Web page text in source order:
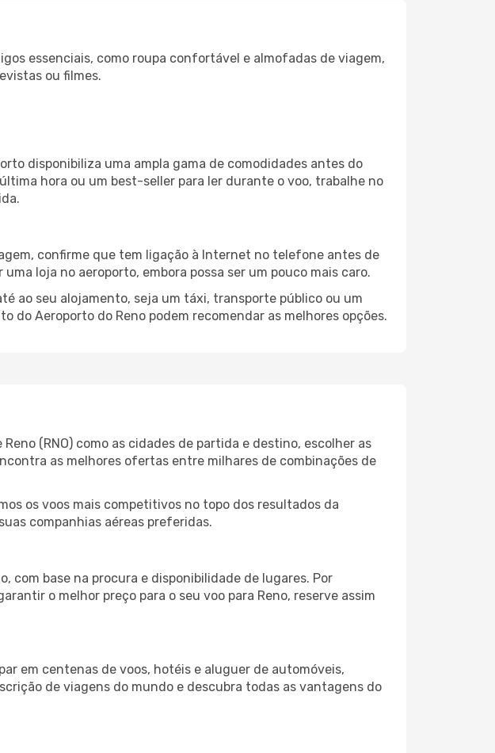
essenciais, como roupa confortável e almofadas de viagem,
ou filmes.
disponibiliza uma ampla gama de comodidades antes do
hora ou um best-seller para ler durante o voo, trabalhe no
confirme que tem ligação à Internet no telefone antes de
loja no aeroporto, embora possa ser um pouco mais caro.
ao seu alojamento, seja um táxi, transporte público ou um
Aeroporto do Reno podem recomendar as melhores opções.
(RNO) como as cidades de partida e destino, escolher as
as melhores ofertas entre milhares de combinações de
os voos mais competitivos no topo dos resultados da
companhias aéreas preferidas.
com base na procura e disponibilidade de lugares. Por
o melhor preço para o seu voo para Reno, reserve assim
em centenas de voos, hotéis e aluguer de automóveis,
de viagens do mundo e descubra todas as vantagens do